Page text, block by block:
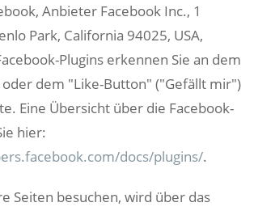
Anbieter Facebook Inc., 1
Park, California 94025, USA,
Plugins erkennen Sie an dem
oder dem "Like-Button" ("Gefällt mir")
Eine Übersicht über die Facebook-
hier:
docs/plugins/.
Seiten besuchen, wird über das